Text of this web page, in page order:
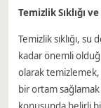
Temizlik Sıklığı
Temizlik sıklığı, su
kadar önemli
olarak temizlemek,
bir ortam sağlamak